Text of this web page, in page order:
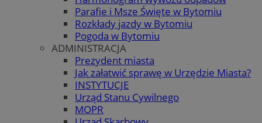
Parafie i Msze Święte w Bytomiu
Rozkłady jazdy w Bytomiu
Pogoda w Bytomiu
ADMINISTRACJA
Prezydent miasta
Jak załatwić sprawę w Urzędzie Miasta?
INSTYTUCJE
Urząd Stanu Cywilnego
MOPR